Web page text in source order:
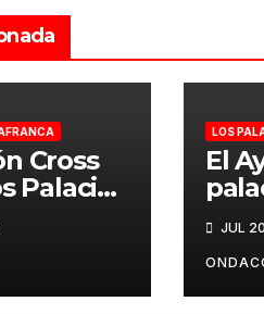
Cross
Palacios
LOS
El
con
JUL